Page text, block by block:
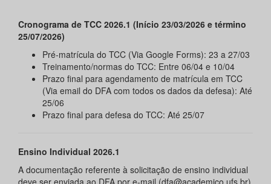
Cronograma de TCC 2026.1 (Início 23/03/2026 e término
25/07/2026)
Pré-matrícula do TCC (Via Google Forms): 23 a 27/03
Treinamento/normas do TCC: Entre 06/04 e 10/04
Prazo final para agendamento de matrícula em TCC
(Via email do DFA com todos os dados da defesa): Até
25/06
Prazo final para defesa do TCC: Até 25/07
Ensino Individual 2026.1
A documentação referente à solicitação de ensino individual